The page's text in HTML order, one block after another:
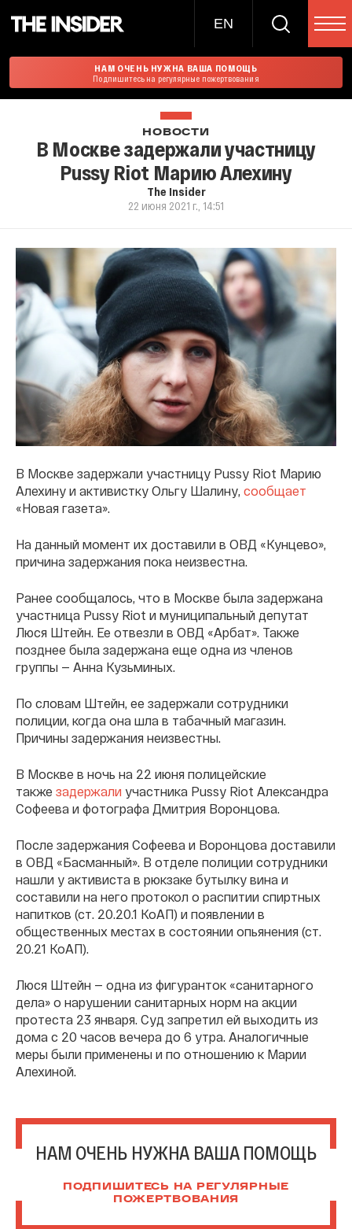
EN
НАМ ОЧЕНЬ НУЖНА ВАША ПОМОЩЬ
Подпишитесь на регулярные пожертвования
НОВОСТИ
В Москве задержали участницу
Pussy Riot Марию Алехину
The Insider
22 июня 2021 г., 14:51
В Москве задержали участницу Pussy Riot Марию
Алехину и активистку Ольгу Шалину, сообщает
«Новая газета».
На данный момент их доставили в ОВД «Кунцево»,
причина задержания пока неизвестна.
Ранее сообщалось, что в Москве была задержана
участница Pussy Riot и муниципальный депутат
Люся Штейн. Ее отвезли в ОВД «Арбат». Также
позднее была задержана еще одна из членов
группы — Анна Кузьминых.
По словам Штейн, ее задержали сотрудники
полиции, когда она шла в табачный магазин.
Причины задержания неизвестны.
В Москве в ночь на 22 июня полицейские
также задержали участника Pussy Riot Александра
Софеева и фотографа Дмитрия Воронцова.
После задержания Софеева и Воронцова доставили
в ОВД «Басманный». В отделе полиции сотрудники
нашли у активиста в рюкзаке бутылку вина и
составили на него протокол о распитии спиртных
напитков (ст. 20.20.1 КоАП) и появлении в
общественных местах в состоянии опьянения (ст.
20.21 КоАП).
Люся Штейн — одна из фигуранток «санитарного
дела» о нарушении санитарных норм на акции
протеста 23 января. Суд запретил ей выходить из
дома с 20 часов вечера до 6 утра. Аналогичные
меры были применены и по отношению к Марии
Алехиной.
НАМ ОЧЕНЬ НУЖНА ВАША ПОМОЩЬ
ПОДПИШИТЕСЬ НА РЕГУЛЯРНЫЕ
ПОЖЕРТВОВАНИЯ